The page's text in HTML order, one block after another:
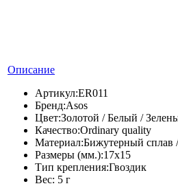
Описание
Артикул:ER011
Бренд:Asos
Цвет:Золотой / Белый /
Качество:Ordinary quality
Материал:Бижутерный сплав
Размеры (мм.):17х15
Тип крепления:Гвоздик
Вес: 5 г